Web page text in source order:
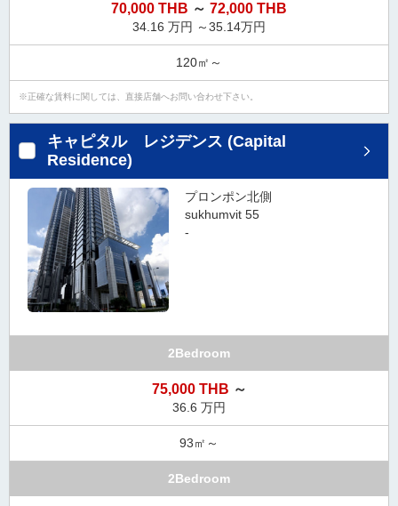
本
に
動
す
移
70,000 THB ～ 72,000 THB
34.16 万円 ～35.14万円
120㎡～
正確な賃料に関しては、直接店舗へお問い合わせ下さい。
キャピタル レジデンス (Capital
Residence)
プロンポン北側
sukhumvit 55
-
2Bedroom
75,000 THB ～
36.6 万円
93㎡～
2Bedroom